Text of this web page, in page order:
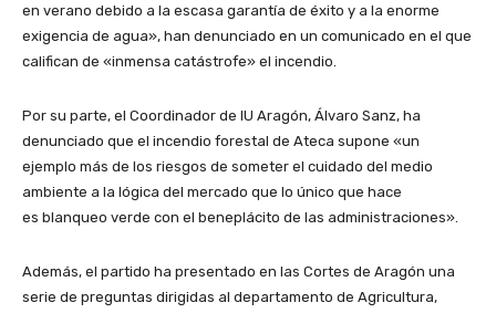
en verano debido a la escasa garantía de éxito y a la enorme
exigencia de agua», han denunciado en un comunicado en el que
califican de «inmensa catástrofe» el incendio.
Por su parte, el Coordinador de IU Aragón, Álvaro Sanz, ha
denunciado que el incendio forestal de Ateca supone «un
ejemplo más de los riesgos de someter el cuidado del medio
ambiente a la lógica del mercado que lo único que hace
es blanqueo verde con el beneplácito de las administraciones».
Además, el partido ha presentado en las Cortes de Aragón una
serie de preguntas dirigidas al departamento de Agricultura,